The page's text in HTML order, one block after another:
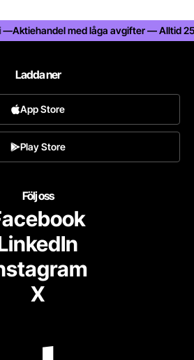
med låga avgifter — Alltid 25%
Ladda ner
App Store
Play Store
Följ oss
X